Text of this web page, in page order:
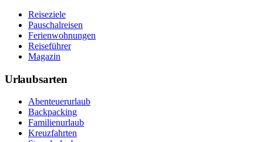
Reiseziele
Pauschalreisen
Ferienwohnungen
Reiseführer
Magazin
Urlaubsarten
Abenteuerurlaub
Backpacking
Familienurlaub
Kreuzfahrten